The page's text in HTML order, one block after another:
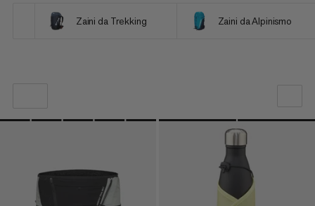
Zaini da Trekking Zaini da Alpinismo
LA NOSTRA RACCOMANDAZIONE
PREZZO BASSO AD ALTO
PREZZO ALTO A BASSO